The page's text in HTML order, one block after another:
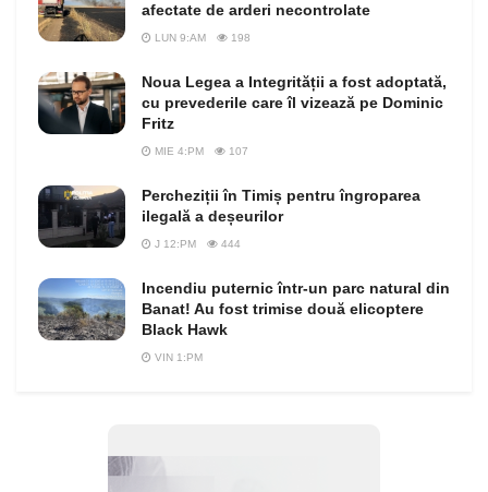
afectate de arderi necontrolate
LUN 9:AM 198
Noua Legea a Integrității a fost adoptată,
cu prevederile care îl vizează pe Dominic
Fritz
MIE 4:PM 107
Percheziții în Timiș pentru îngroparea
ilegală a deșeurilor
J 12:PM 444
Incendiu puternic într-un parc natural din
Banat! Au fost trimise două elicoptere
Black Hawk
VIN 1:PM